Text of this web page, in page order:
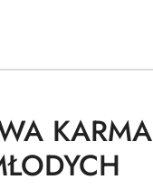
KARMA